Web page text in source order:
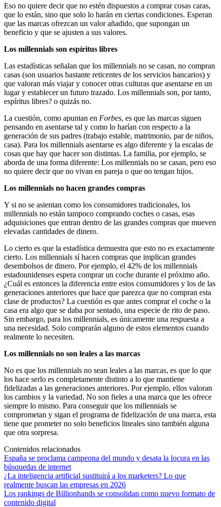
Eso no quiere decir que no estén dispuestos a comprar cosas caras,
que lo están, sino que solo lo harán en ciertas condiciones. Esperan
que las marcas ofrezcan un valor añadido, que supongan un
beneficio y que se ajusten a sus valores.
Los millennials son espíritus libres
Las estadísticas señalan que los millennials no se casan, no compran
casas (son usuarios bastante reticentes de los servicios bancarios) y
que valoran más viajar y conocer otras culturas que asentarse en un
lugar y establecer un futuro trazado. Los millennials son, por tanto,
espíritus libres? o quizás no.
La cuestión, como apuntan en Forbes, es que las marcas siguen
pensando en asentarse tal y como lo harían con respecto a la
generación de sus padres (trabajo estable, matrimonio, par de niños,
casa). Para los millennials asentarse es algo diferente y la escalas de
cosas que hay que hacer son distintas. La familia, por ejemplo, se
aborda de una forma diferente: Los millennials no se casan, pero eso
no quiere decir que no vivan en pareja o que no tengan hijos.
Los millennials no hacen grandes compras
Y si no se asientan como los consumidores tradicionales, los
millennials no están tampoco comprando coches o casas, esas
adquisiciones que entran dentro de las grandes compras que mueven
elevadas cantidades de dinero.
Lo cierto es que la estadística demuestra que esto no es exactamente
cierto. Los millennials sí hacen compras que implican grandes
desembolsos de dinero. Por ejemplo, el 42% de los millennials
estadounidenses espera comprar un coche durante el próximo año.
¿Cuál es entonces la diferencia entre estos consumidores y los de las
generaciones anteriores que hace que parezca que no compran esta
clase de productos? La cuestión es que antes comprar el coche o la
casa era algo que se daba por sentado, una especie de rito de paso.
Sin embargo, para los millennials, es únicamente una respuesta a
una necesidad. Solo comprarán alguno de estos elementos cuando
realmente lo necesiten.
Los millennials no son leales a las marcas
No es que los millennials no sean leales a las marcas, es que lo que
los hace serlo es completamente distinto a lo que mantiene
fidelizadas a las generaciones anteriores. Por ejemplo, ellos valoran
los cambios y la variedad. No son fieles a una marca que les ofrece
siempre lo mismo. Para conseguir que los millennials se
comprometan y sigan el programa de fidelización de una marca, esta
tiene que prometer no solo beneficios lineales sino también alguna
que otra sorpresa.
Contenidos relacionados
España se proclama campeona del mundo y desata la locura en las
búsquedas de internet
¿La inteligencia artificial sustituirá a los marketers? Lo que
realmente buscan las empresas en 2026
Los rankings de Billionhands se consolidan como nuevo formato de
contenido digital